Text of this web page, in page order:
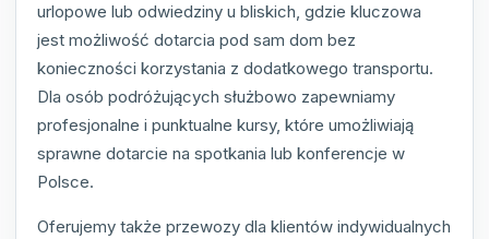
urlopowe lub odwiedziny u bliskich, gdzie kluczowa
jest możliwość dotarcia pod sam dom bez
konieczności korzystania z dodatkowego transportu.
Dla osób podróżujących służbowo zapewniamy
profesjonalne i punktualne kursy, które umożliwiają
sprawne dotarcie na spotkania lub konferencje w
Polsce.
Oferujemy także przewozy dla klientów indywidualnych